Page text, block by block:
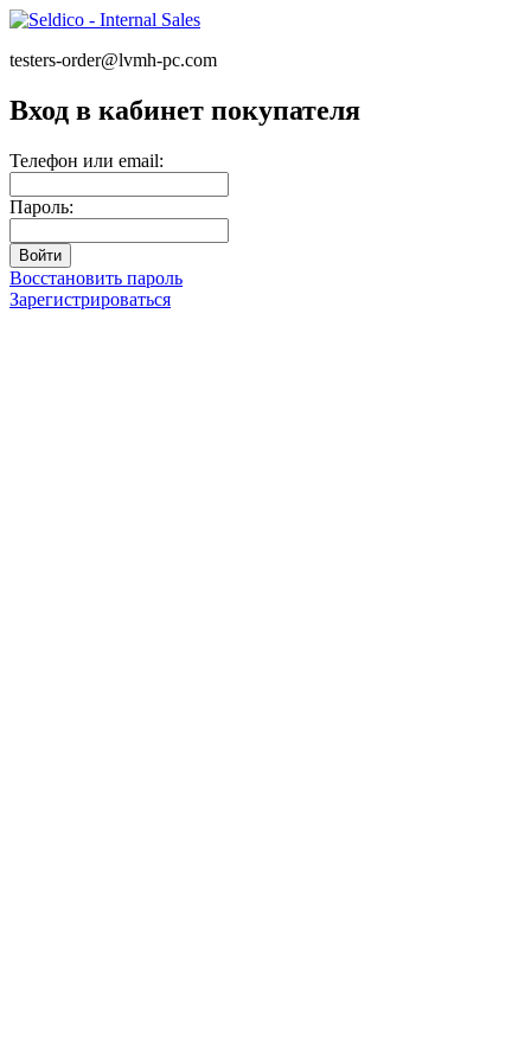
testers-order@lvmh-pc.com
Вход в кабинет покупателя
Телефон или email:
Пароль:
Восстановить пароль
Зарегистрироваться